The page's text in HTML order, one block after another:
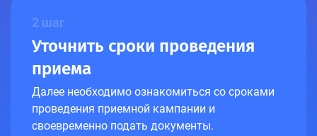
2 шаг
Уточнить сроки проведения
приема
Далее необходимо ознакомиться со сроками
проведения приемной кампании и
своевременно подать документы.